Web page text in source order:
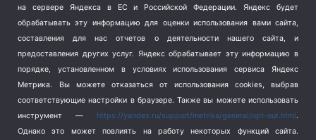
Экология (8)
Экономика (1172)
на сервере Яндекса в ЕС и Российской Федерации. Яндекс будет
обрабатывать эту информацию для оценки использования вами сайта,
составления для нас отчетов о деятельности нашего сайта, и
предоставления других услуг. Яндекс обрабатывает эту информацию в
порядке, установленном в условиях использования сервиса Яндекс
Метрика.
Вы можете отказаться от использования cookies, выбрав
соответствующие настройки в браузере. Также вы можете использовать
инструмент — https://yandex.ru/support/metrika/general/opt-out.html.
Однако это может повлиять на работу некоторых функций сайта.